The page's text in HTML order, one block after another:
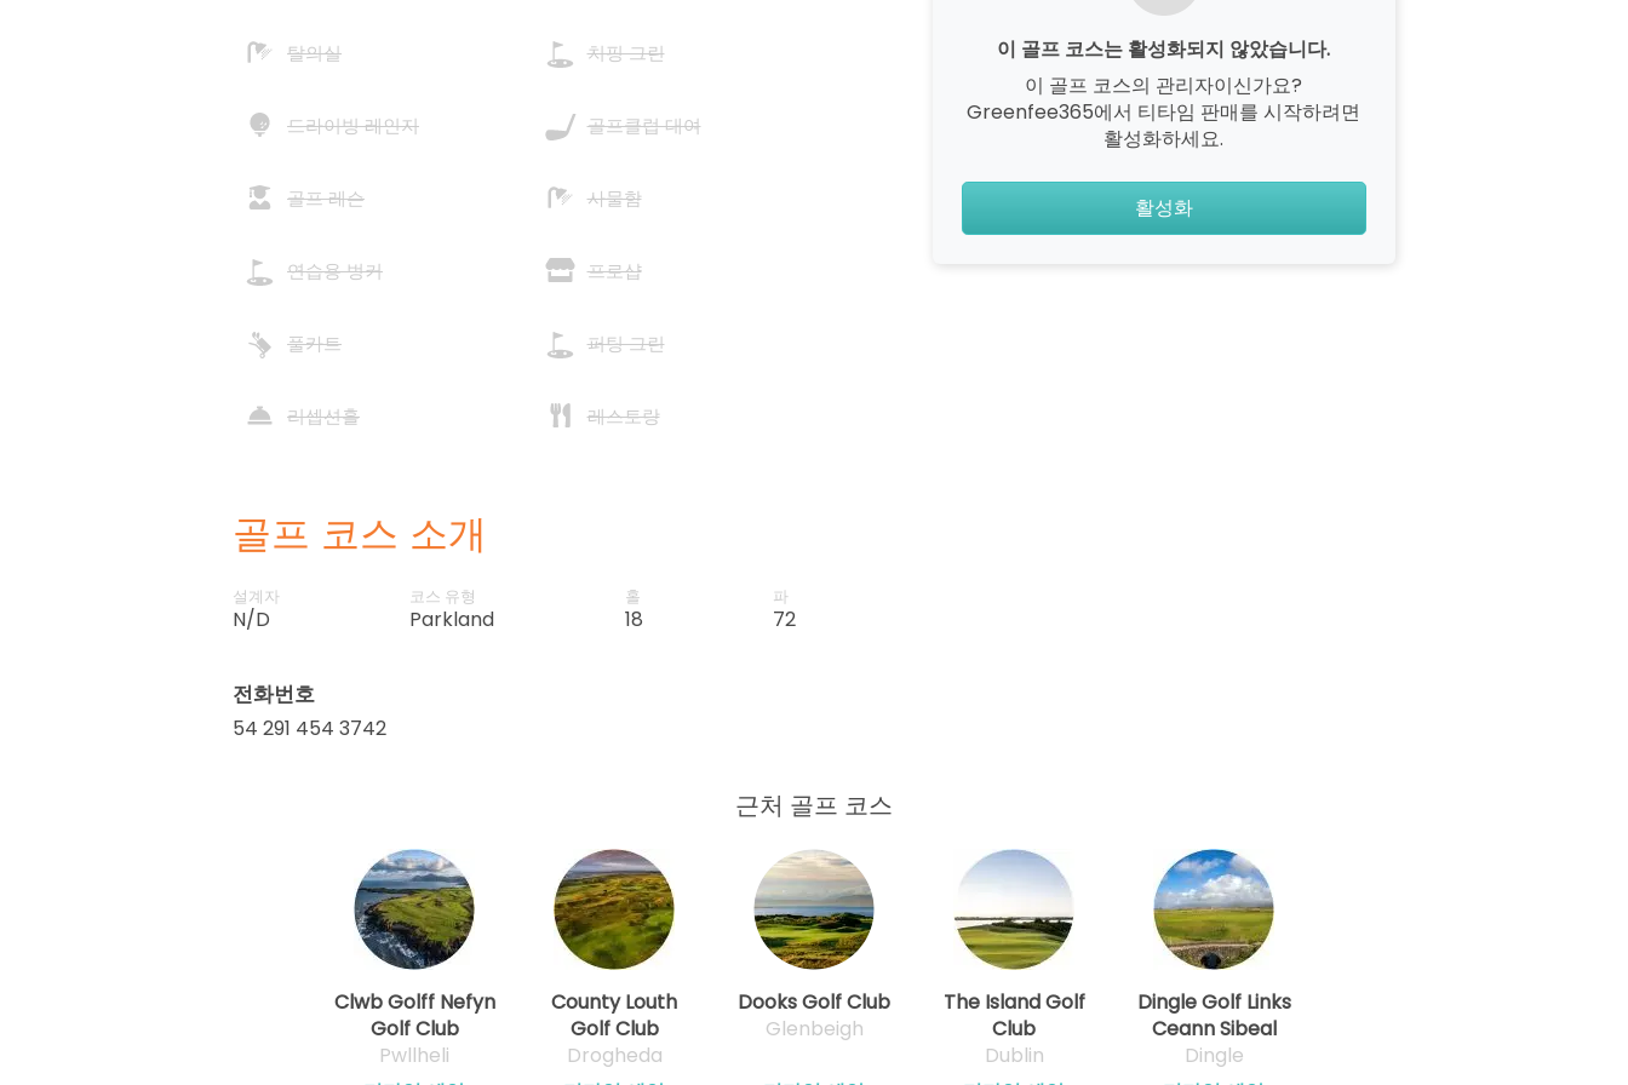
이 골프 코스는 활성화되지 않았습니다.
이 골프 코스의 관리자이신가요?
Greenfee365에서 티타임 판매를 시작하려면
활성화하세요.
활성화
탈의실 치핑 그린
드라이빙 레인지 골프클럽 대여
골프 레슨 사물함
연습용 벙커 프로샵
풀카트 퍼팅 그린
리셉션홀 레스토랑
골프 코스 소개
설계자
N/D
코스 유형
Parkland
홀
18
파
72
전화번호
54 291 454 3742
근처 골프 코스
Clwb Golff Nefyn
Golf Club
Pwllheli
County Louth
Golf Club
Drogheda
Dooks Golf Club
Glenbeigh
The Island Golf
Club
Dublin
Dingle Golf Links
Ceann Sibeal
Dingle